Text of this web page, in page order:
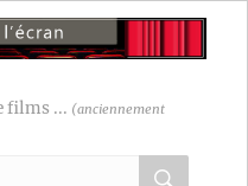
films ... (anciennement